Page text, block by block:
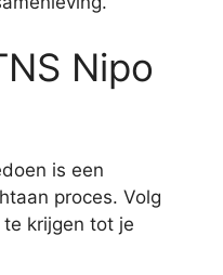
Nipo
is een
proces. Volg
krijgen tot je